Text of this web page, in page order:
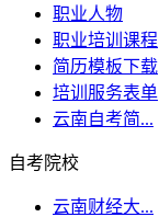
职业人物
职业培训课程
简历模板下载
培训服务表单
云南自考简...
自考院校
云南财经大...